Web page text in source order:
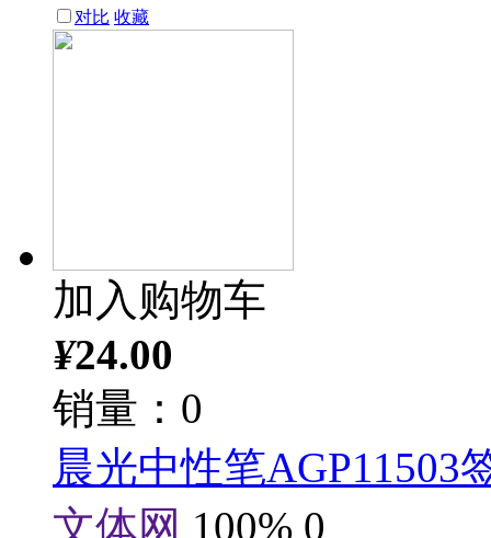
对比 收藏
加入购物车
¥24.00
销量：0
晨光中性笔AGP11503
文体网 100% 0